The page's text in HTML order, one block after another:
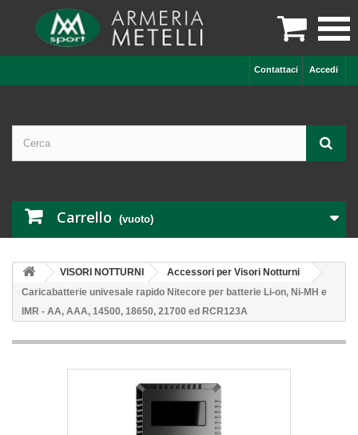

Accedi
Contattaci
Carrello (vuoto)
VISORI NOTTURNI
Accessori per Visori Notturni
Caricabatterie univesale rapido Nitecore per batterie Li-on, Ni-MH e
IMR - AA, AAA, 14500, 18650, 21700 ed RCR123A